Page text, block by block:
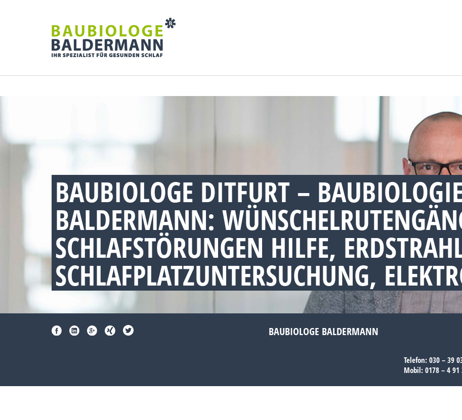
BAUBIOLOGE DITFURT –
BALDERMANN:
SCHLAFSTÖRUNGEN HILFE,
SCHLAFPLATZUNTERSUCHUNG,
BAUBIOLOGE BALDERMANN
Telefon: 030 – 39
Mobil: 0178 – 4 91